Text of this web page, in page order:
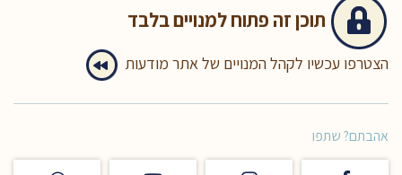
תוכן זה פתוח למנויים בלבד
הצטרפו עכשיו לקהל המנויים של אתר מודעות
אהבתם? שתפו